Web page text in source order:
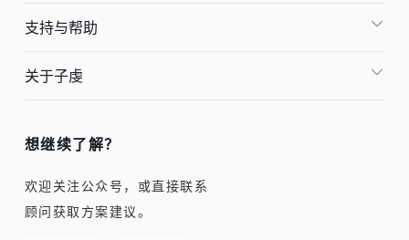
支持与帮助
关于子虔
想继续了解？
欢迎关注公众号，或直接联系
顾问获取方案建议。